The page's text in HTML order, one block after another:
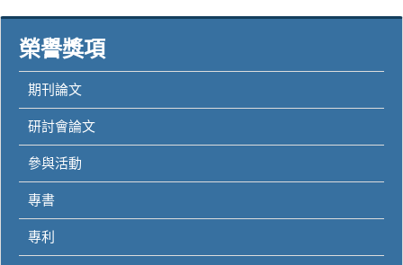
榮譽獎項
期刊論文
研討會論文
參與活動
專書
專利